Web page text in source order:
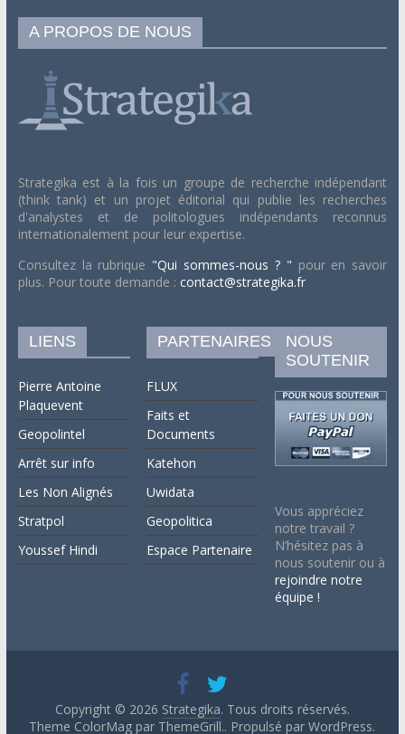
A PROPOS DE NOUS
Strategika est à la fois un groupe de recherche indépendant
(think tank) et un projet éditorial qui publie les recherches
d'analystes et de politologues indépendants reconnus
internationalement pour leur expertise.
Consultez la rubrique "Qui sommes-nous ? " pour en savoir
plus. Pour toute demande : contact@strategika.fr
LIENS
Pierre Antoine
Plaquevent
Geopolintel
Arrêt sur info
Les Non Alignés
Stratpol
Youssef Hindi
PARTENAIRES
FLUX
Faits et
Documents
Katehon
Uwidata
Geopolitica
Espace Partenaire
NOUS
SOUTENIR
Vous appréciez
notre travail ?
N’hésitez pas à
nous soutenir ou à
rejoindre notre
équipe !
Copyright © 2026 Strategika. Tous droits réservés.
Theme ColorMag par ThemeGrill.. Propulsé parWordPress.